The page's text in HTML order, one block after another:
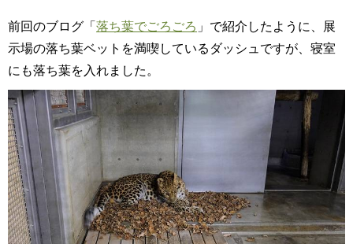
前回のブログ「落ち葉でごろごろ 」で紹介したように、展
示場の落ち葉ベットを満喫しているダッシュですが、寝室
にも落ち葉を入れました。